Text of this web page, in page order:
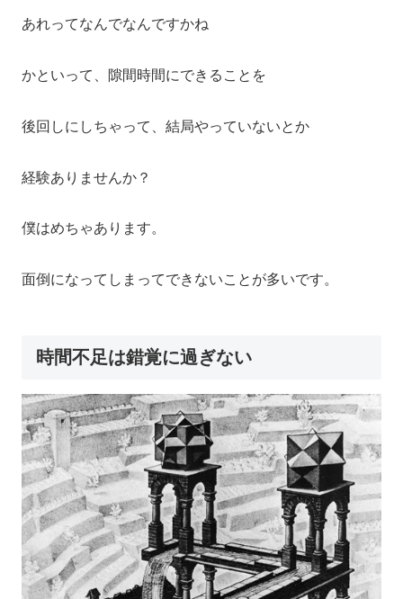
あれってなんでなんですかね
かといって、隙間時間にできることを
後回しにしちゃって、結局やっていないとか
経験ありませんか？
僕はめちゃあります。
面倒になってしまってできないことが多いです。
時間不足は錯覚に過ぎない